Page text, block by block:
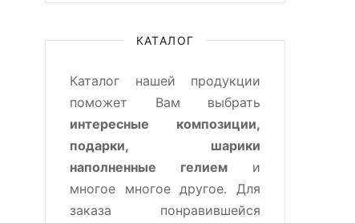
КАТАЛОГ
Каталог нашей продукции
поможет Вам выбрать
интересные композиции,
подарки, шарики
наполненные гелием и
многое многое другое. Для
заказа понравившейся